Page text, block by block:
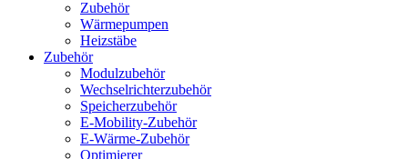
Zubehör
Wärmepumpen
Heizstäbe
Zubehör
Modulzubehör
Wechselrichterzubehör
Speicherzubehör
E-Mobility-Zubehör
E-Wärme-Zubehör
Optimierer